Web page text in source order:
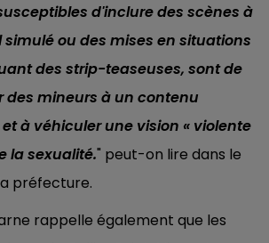
d'inclure des scènes à
ou des mises en situations
des strip-teaseuses, sont de
des mineurs à un contenu
à véhiculer une vision « violente
la sexualité." peut-on lire dans le
préfecture.
rappelle également que les